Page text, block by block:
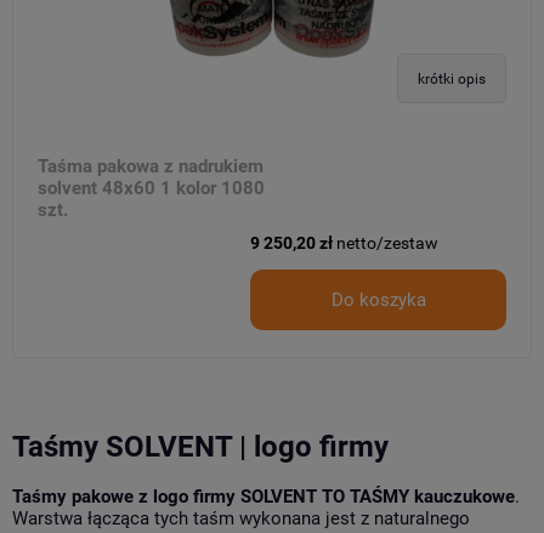
krótki opis
Taśma pakowa z nadrukiem
solvent 48x60 1 kolor 1080
szt.
9 250,20 zł netto/zestaw
Do koszyka
Taśmy SOLVENT | logo firmy
Taśmy pakowe z logo firmy SOLVENT TO TAŚMY kauczukowe.
Warstwa łącząca tych taśm wykonana jest z naturalnego